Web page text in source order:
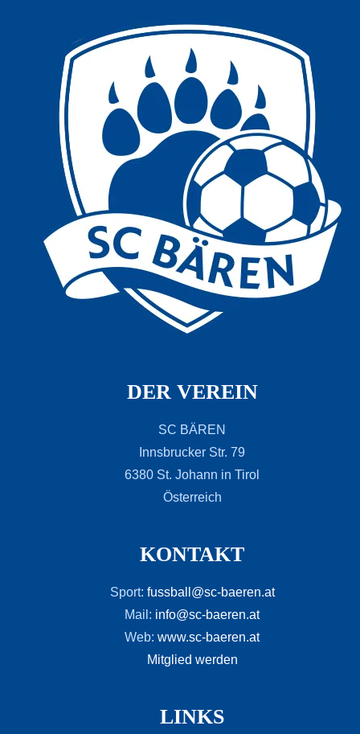
DER VEREIN
SC BÄREN
Innsbrucker Str. 79
6380 St. Johann in Tirol
Österreich
KONTAKT
Sport: fussball@sc-baeren.at
Mail: info@sc-baeren.at
Web: www.sc-baeren.at
Mitglied werden
LINKS